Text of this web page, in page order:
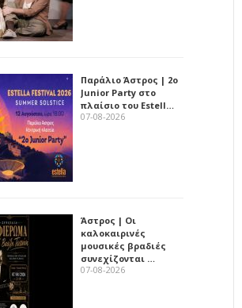
Παράλιο Άστρος | 2ο
Junior Party στο
πλαίσιο του Estell…
07-08-2026
Άστρος | Οι
καλοκαιρινές
μουσικές βραδιές
συνεχίζονται …
07-08-2026